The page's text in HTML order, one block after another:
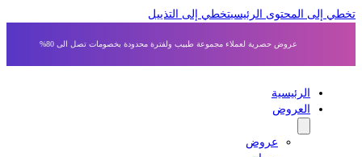
إلى المحتوى الرئيسي تخطي إلى التذييل
عروض حصرية لعملاء مجموعة طبيب ولفترة محدودة بخصومات تصل الى 80%
الرئيسية
العروض
عروض